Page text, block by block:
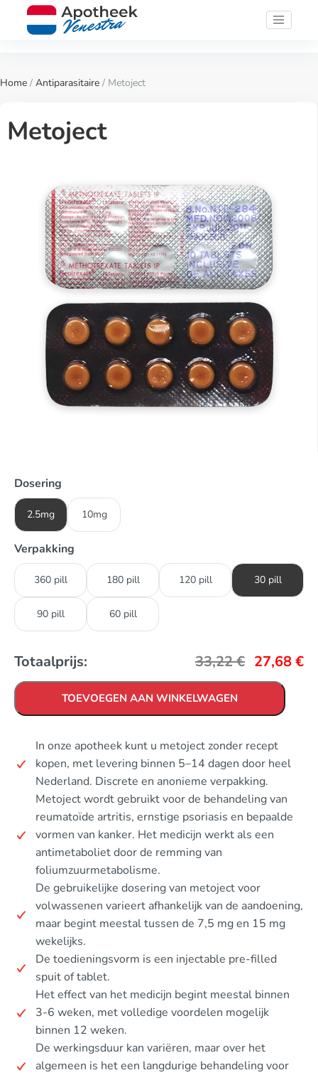
Home / Antiparasitaire / Metoject
Metoject
Dosering
2.5mg 10mg
Verpakking
360 pill 180 pill 120 pill 30 pill
90 pill 60 pill
Totaalprijs: 33,22€ 27,68€
TOEVOEGEN AAN WINKELWAGEN
In onze apotheek kunt u metoject zonder recept
kopen, met levering binnen 5–14 dagen door heel
Nederland. Discrete en anonieme verpakking.
Metoject wordt gebruikt voor de behandeling van
reumatoïde artritis, ernstige psoriasis en bepaalde
vormen van kanker. Het medicijn werkt als een
antimetaboliet door de remming van
foliumzuurmetabolisme.
De gebruikelijke dosering van metoject voor
volwassenen varieert afhankelijk van de aandoening,
maar begint meestal tussen de 7,5 mg en 15 mg
wekelijks.
De toedieningsvorm is een injectable pre-filled
spuit of tablet.
Het effect van het medicijn begint meestal binnen
3-6 weken, met volledige voordelen mogelijk
binnen 12 weken.
De werkingsduur kan variëren, maar over het
algemeen is het een langdurige behandeling voor